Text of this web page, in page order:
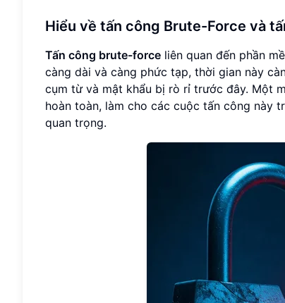
Hiểu về tấn công Brute-Force và
Tấn công brute-force liên quan đến phần
càng dài và càng phức tạp, thời gian này
cụm từ và mật khẩu bị rò rỉ trước đây. Một
hoàn toàn, làm cho các cuộc tấn công này
quan trọng.